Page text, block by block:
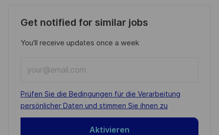
Get notified for similar jobs
You'll receive updates once a week
Email
address
(Required)
Required
Prüfen Sie die Bedingungen für die Verarbeitung
persönlicher Daten und stimmen Sie ihnen zu
Aktivieren